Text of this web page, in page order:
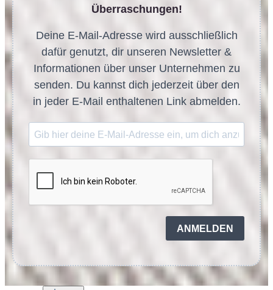
Überraschungen!
Deine E-Mail-Adresse wird ausschließlich
dafür genutzt, dir unseren Newsletter &
Informationen über unser Unternehmen zu
senden. Du kannst dich jederzeit über den
in jeder E-Mail enthaltenen Link abmelden.
ANMELDEN